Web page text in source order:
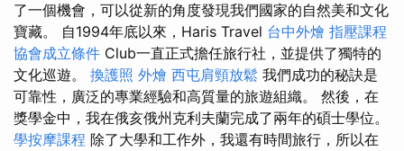
了一個機會，可以從新的角度發現我們國家的自然美和文化
寶藏。 自1994年底以來，Haris Travel 台中外燴 指壓課程
協會成立條件 Club一直正式擔任旅行社，並提供了獨特的
文化巡遊。 換護照 外燴 西屯肩頸放鬆 我們成功的秘訣是
可靠性，廣泛的專業經驗和高質量的旅遊組織。 然後，在
獎學金中，我在俄亥俄州克利夫蘭完成了兩年的碩士學位。
學按摩課程 除了大學和工作外，我還有時間旅行，所以在